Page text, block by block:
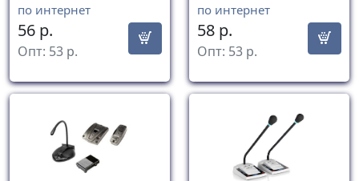
по интернет
56 р.
Опт: 53 р.
по интернет
58 р.
Опт: 53 р.